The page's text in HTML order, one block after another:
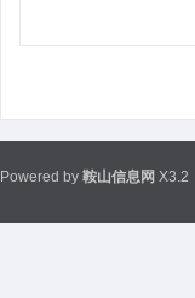
Powered by 鞍山信息网 X3.2